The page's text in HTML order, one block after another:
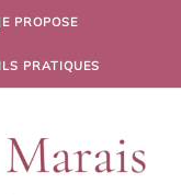
PROPOSE
PRATIQUES